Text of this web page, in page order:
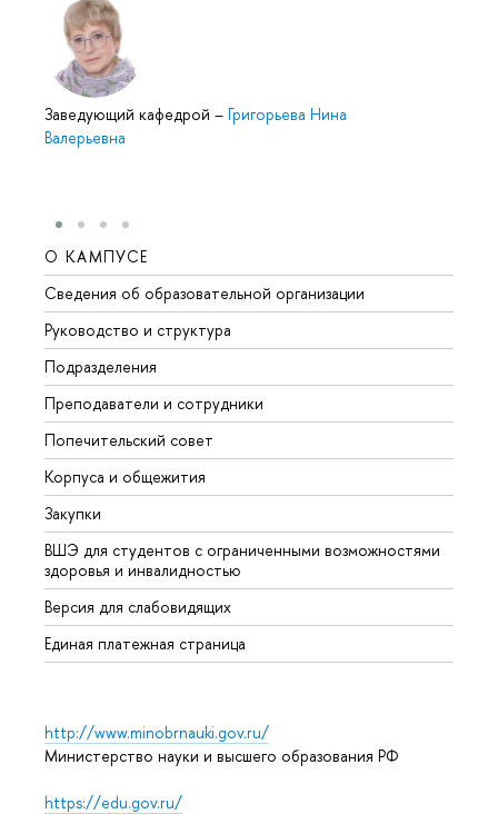
Заведующий кафедрой – Григорьева Нина
Валерьевна
О КАМПУСЕ
Сведения об образовательной организации
Руководство и структура
Подразделения
Преподаватели и сотрудники
Попечительский совет
Корпуса и общежития
Закупки
ВШЭ для студентов с ограниченными возможностями
здоровья и инвалидностью
Версия для слабовидящих
Единая платежная страница
http://www.minobrnauki.gov.ru/
Министерство науки и высшего образования РФ
https://edu.gov.ru/